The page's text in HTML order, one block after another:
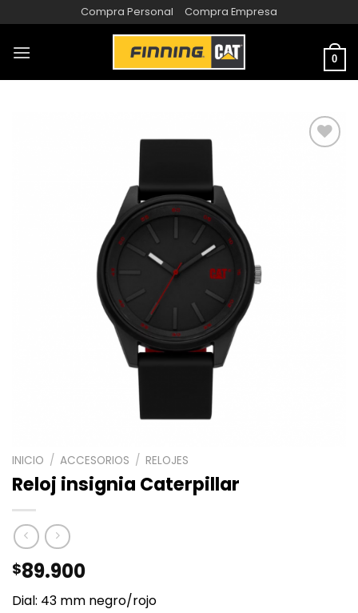
Compra Personal Compra Empresa
0
INICIO / ACCESORIOS / RELOJES
Reloj insignia Caterpillar
$89.900
Dial: 43 mm negro/rojo